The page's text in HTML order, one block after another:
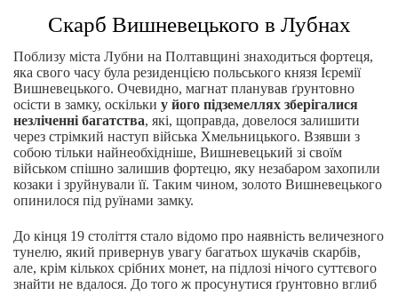
Скарб Вишневецького в Лубнах
Поблизу міста Лубни на Полтавщині знаходиться фортеця,
яка свого часу була резиденцією польського князя Ієремії
Вишневецького. Очевидно, магнат планував ґрунтовно
осісти в замку, оскільки у його підземеллях зберігалися
незліченні багатства, які, щоправда, довелося залишити
через стрімкий наступ війська Хмельницького. Взявши з
собою тільки найнеобхідніше, Вишневецький зі своїм
військом спішно залишив фортецю, яку незабаром захопили
козаки і зруйнували її. Таким чином, золото Вишневецького
опинилося під руїнами замку.
До кінця 19 століття стало відомо про наявність величезного
тунелю, який привернув увагу багатьох шукачів скарбів,
але, крім кількох срібних монет, на підлозі нічого суттєвого
знайти не вдалося. До того ж просунутися ґрунтовно вглиб